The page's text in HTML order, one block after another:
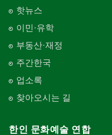
핫뉴스
이민·유학
부동산·재정
주간한국
업소록
찾아오시는 길
한인 문화예술 연합